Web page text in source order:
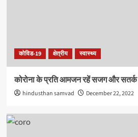
कोविड-19 क्षेत्रीय स्वास्थ्य
कोरोना के प्रति आमजन रहें सजग और सतर्क
hindusthan samvad December 22, 2022